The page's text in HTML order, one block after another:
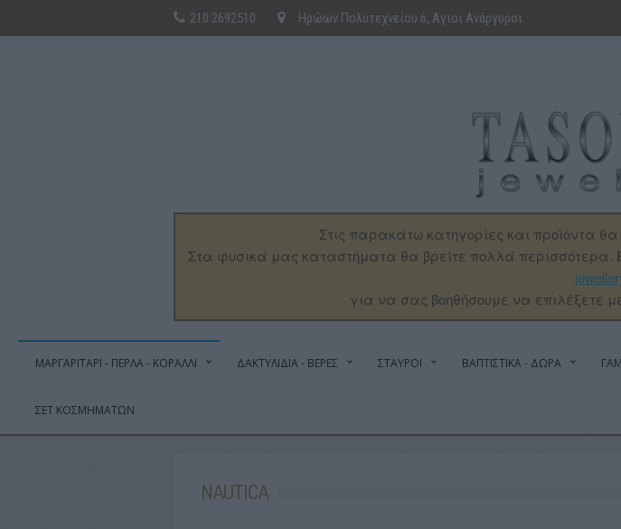
210 2692510 Ηρώων Πολυτεχνείου 6, Άγιοι Ανάργυροι
Στις παρακάτω κατηγορίες και προϊόντα
Στα φυσικά μας καταστήματα θα βρείτε πολλά περισσότερα.
για να σας βοηθήσουμε να επιλέξετε
ΜΑΡΓΑΡΙΤΑΡΙ - ΠΕΡΛΑ - ΚΟΡΑΛΛΙ ΔΑΚΤΥΛΙΔΙΑ - ΒΕΡΕΣ ΣΤΑΥΡΟΙ ΒΑΠΤΙΣΤΙΚΑ - ΔΩΡΑ
ΣΕΤ ΚΟΣΜΗΜΑΤΩΝ
NAUTICA